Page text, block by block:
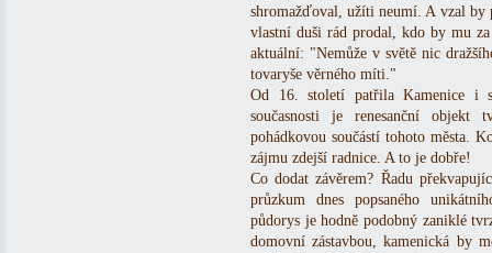
shromažďoval, užíti neumí. A vzal
vlastní duši rád prodal, kdo by mu
aktuální: "Nemůže v světě nic
tovaryše věrného míti."
Od 16. století patřila Kamenice i
současnosti je renesanční objekt
pohádkovou součástí tohoto města.
zájmu zdejší radnice. A to je dobře!
Co dodat závěrem? Řadu
průzkum dnes popsaného
půdorys je hodně podobný zaniklé
domovní zástavbou, kamenická by